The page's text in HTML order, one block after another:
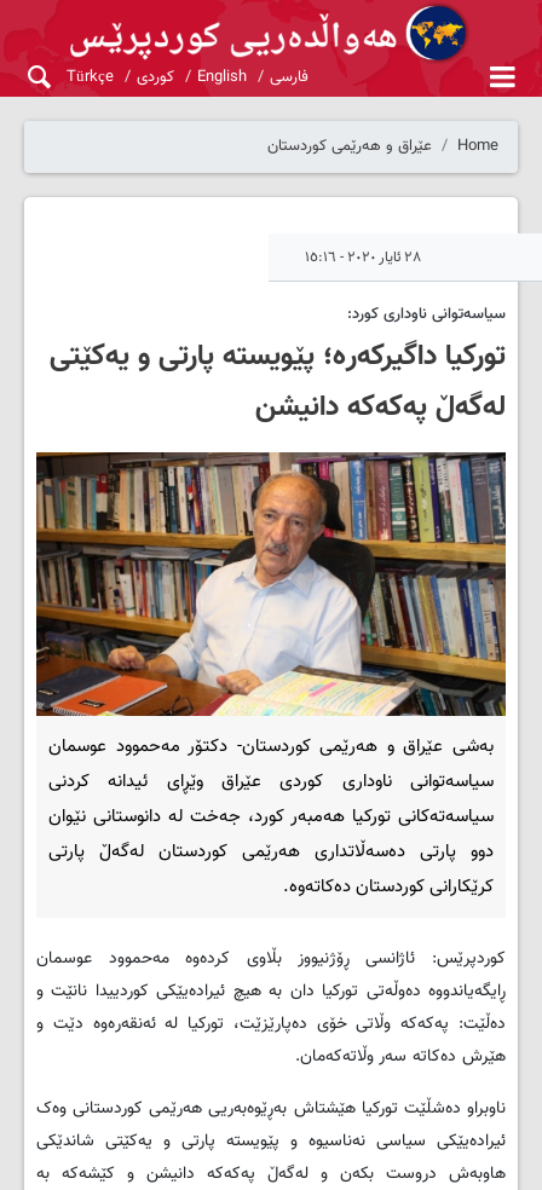
فارسی English کوردی Türkçe
Home عێراق و هەرێمی کوردستان
٢٨ ئایار ٢٠٢٠ - ١٥:١٦
سیاسەتوانی ناوداری کورد:
تورکیا داگیرکەرە؛ پێویستە پارتی و یەکێتی
لەگەڵ پەکەکە دانیشن
بەشی عێراق و هەرێمی کوردستان- دکتۆر مەحموود عوسمان
سیاسەتوانی ناوداری کوردی عێراق وێڕای ئیدانە کردنی
سیاسەتەکانی تورکیا هەمبەر کورد، جەخت لە دانوستانی نێوان
دوو پارتی دەسەڵاتداری هەرێمی کوردستان لەگەڵ پارتی
کرێکارانی کوردستان دەکاتەوە.
کوردپرێس: ئاژانسی ڕۆژنیووز بڵاوی کردەوە مەحموود عوسمان
ڕایگەیاندووە دەوڵەتی تورکیا دان بە هیچ ئیرادەیێکی کوردییدا نانێت و
دەڵێت: پەکەکە وڵاتی خۆی دەپارێزێت، تورکیا لە ئەنقەرەوە دێت و
هێرش دەکاتە سەر وڵاتەکەمان.
ناوبراو دەشڵێت تورکیا هێشتاش بەڕێوەبەریی هەرێمی کوردستانی وەک
ئیرادەیێکی سیاسی نەناسیوە و پێویستە پارتی و یەکێتی شاندێکی
هاوبەش دروست بکەن و لەگەڵ پەکەکە دانیشن و کێشەکە بە